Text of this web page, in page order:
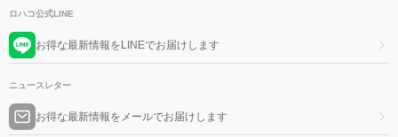
ロハコ公式LINE
お得な最新情報をLINEでお届けします
ニュースレター
お得な最新情報をメールでお届けします